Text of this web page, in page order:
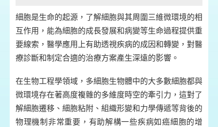
細胞是生命的起源，了解細胞與其周圍三維微環境的相
互作用，能為細胞的成長發展和病變等生命過程提供重
要線索，醫學應用上有助透視疾病的成因和轉變，對醫
療診斷和制定合適的治療方案產生深遠的影響。
在生物工程學領域，多細胞生物體中的大多數細胞都與
微環境存在著高度複雜的多維度時空的牽引力，這對了
解細胞遷移、細胞粘附、組織形變和力學傳遞等背後的
物理機制非常重要，有助解構一些疾病如癌細胞的增